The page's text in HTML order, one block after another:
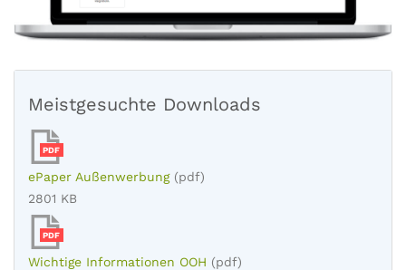
Meistgesuchte Downloads
PDF
ePaper Außenwerbung (pdf)
2801 KB
PDF
Wichtige Informationen OOH (pdf)